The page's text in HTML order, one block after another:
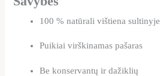
100 % natūrali vištiena sultinyje
Puikiai virškinamas pašaras
Be konservantų ir dažiklių